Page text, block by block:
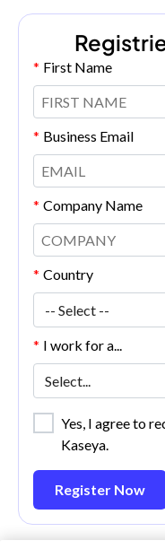
* First Name
* Business Email
* Company Name
* Country
* I work for a...
Yes, I agree to
Kaseya.
Register Now